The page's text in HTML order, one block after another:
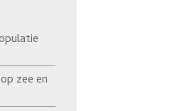
zee en